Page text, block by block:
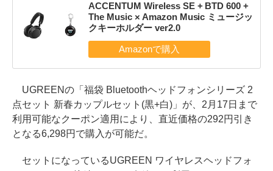
ACCENTUM Wireless SE + BTD 600 +
The Music × Amazon Music ミュージッ
クキーホルダー ver2.0
UGREENの「福袋 Bluetoothヘッドフォンシリーズ 2
点セット 新春カップルセット(黒+白)」が、2月17日まで
利用可能なクーポン適用により、直近価格の292円引き
となる6,298円で購入が可能だ。
セットになっているUGREEN ワイヤレスヘッドフォ